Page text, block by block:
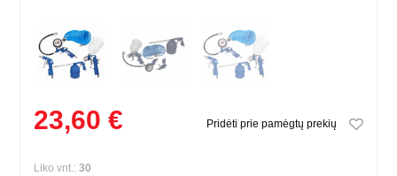
23,60 € Pridėti prie pamėgtų prekių
Liko vnt.:30